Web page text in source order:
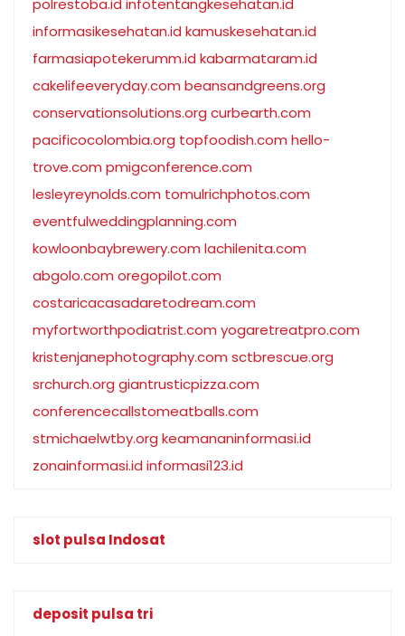
polrestoba.id infotentangkesehatan.id
informasikesehatan.id kamuskesehatan.id
farmasiapotekerumm.id kabarmataram.id
cakelifeeveryday.com beansandgreens.org
conservationsolutions.org curbearth.com
pacificocolombia.org topfoodish.com hello-
trove.com pmigconference.com
lesleyreynolds.com tomulrichphotos.com
eventfulweddingplanning.com
kowloonbaybrewery.com lachilenita.com
abgolo.com oregopilot.com
costaricacasadaretodream.com
myfortworthpodiatrist.com yogaretreatpro.com
kristenjanephotography.com sctbrescue.org
srchurch.org giantrusticpizza.com
conferencecallstomeatballs.com
stmichaelwtby.org keamananinformasi.id
zonainformasi.id informasi123.id
slot pulsa Indosat
deposit pulsa tri